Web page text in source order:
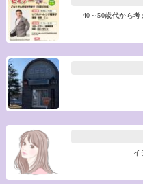
40～50歳代から
イ